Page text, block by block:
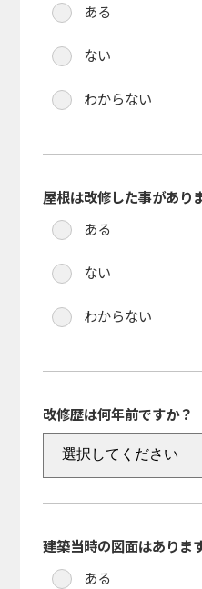
ある
ない
わからない
屋根は改修した事があり
ある
ない
わからない
改修歴は何年前ですか？
建築当時の図面はありま
ある